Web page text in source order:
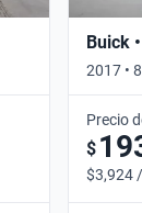
Buick
2017 •
•
Precio
$
$3,924